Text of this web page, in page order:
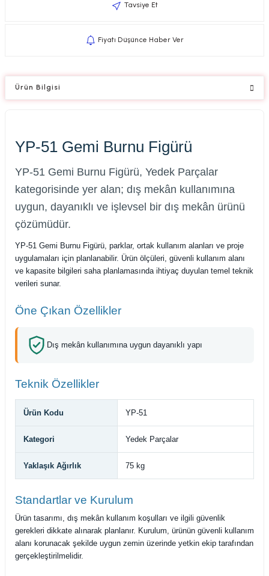
Tavsiye Et
Fiyatı Düşünce Haber Ver
Ürün Bilgisi
YP-51 Gemi Burnu Figürü
YP-51 Gemi Burnu Figürü, Yedek Parçalar
kategorisinde yer alan; dış mekân kullanımına
uygun, dayanıklı ve işlevsel bir dış mekân ürünü
çözümüdür.
YP-51 Gemi Burnu Figürü, parklar, ortak kullanım alanları ve proje
uygulamaları için planlanabilir. Ürün ölçüleri, güvenli kullanım alanı
ve kapasite bilgileri saha planlamasında ihtiyaç duyulan temel teknik
verileri sunar.
Öne Çıkan Özellikler
Dış mekân kullanımına uygun dayanıklı yapı
Teknik Özellikler
Ürün Kodu YP-51
Kategori Yedek Parçalar
Yaklaşık Ağırlık 75 kg
Standartlar ve Kurulum
Ürün tasarımı, dış mekân kullanım koşulları ve ilgili güvenlik
gerekleri dikkate alınarak planlanır. Kurulum, ürünün güvenli kullanım
alanı korunacak şekilde uygun zemin üzerinde yetkin ekip tarafından
gerçekleştirilmelidir.